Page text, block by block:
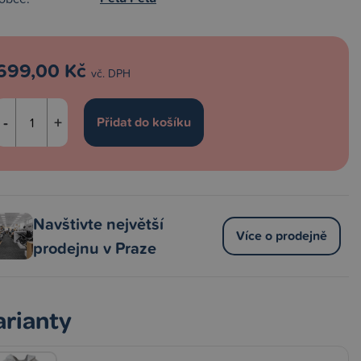
Kč vč. DPH
- +
Navštivte největší
prodejnu v Praze
Více o prodejně